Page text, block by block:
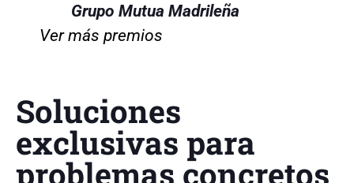
Grupo Mutua Madrileña
Ver más premios
Soluciones
exclusivas para
problemas concretos